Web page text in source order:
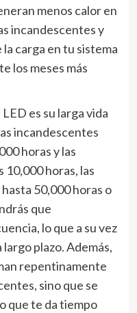
menos calor en
incandescentes y
carga en tu sistema
los meses más
es su larga vida
incandescentes
horas y las
horas, las
50,000 horas o
que
lo que a su vez
plazo. Además,
repentinamente
sino que se
que te da tiempo